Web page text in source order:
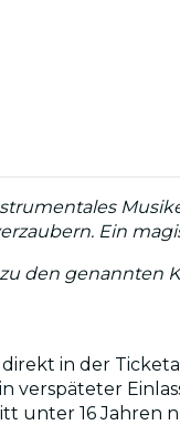
Ein
den
in der
verspäteter
unter 16 Jahren